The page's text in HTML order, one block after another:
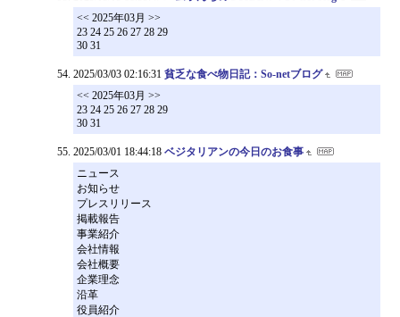
<< 2025年03月 >>
23 24 25 26 27 28 29
30 31
2025/03/03 02:16:31 貧乏な食べ物日記：So-netブログ
<< 2025年03月 >>
23 24 25 26 27 28 29
30 31
2025/03/01 18:44:18 ベジタリアンの今日のお食事
ニュース
お知らせ
プレスリリース
掲載報告
事業紹介
会社情報
会社概要
企業理念
沿革
役員紹介